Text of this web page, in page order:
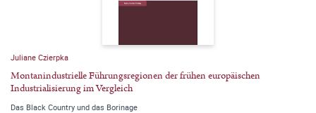
Juliane Czierpka
Montanindustrielle Führungsregionen der frühen europäischen
Industrialisierung im Vergleich
Das Black Country und das Borinage